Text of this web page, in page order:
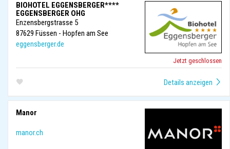
BIOHOTEL EGGENSBERGER****
EGGENSBERGER OHG
Enzensbergstrasse 5
87629 Füssen - Hopfen am See
eggensberger.de
Jetzt geschlossen
Manor
manor.ch